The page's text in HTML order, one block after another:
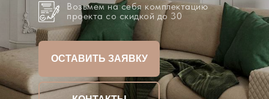
ОСТАВИТЬ ЗАЯВКУ
Возьмем на себя комплектацию
проекта со скидкой до 30